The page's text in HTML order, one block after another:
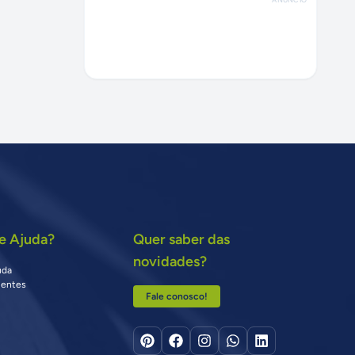
Ajuda?
Quer saber das
novidades?
Fale conosco!